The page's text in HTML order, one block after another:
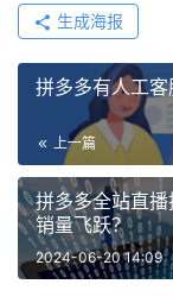
生成海报
拼多多有人工客
上一篇
拼多多全站直
销量飞跃？
2024-06-20 14:09